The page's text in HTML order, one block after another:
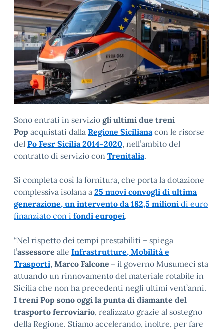
Sono entrati in servizio gli ultimi due treni
Pop acquistati dalla Regione Siciliana con le risorse
del Po Fesr Sicilia 2014-2020, nell’ambito del
contratto di servizio con Trenitalia.
Si completa così la fornitura, che porta la dotazione
complessiva isolana a 25 nuovi convogli di ultima
generazione, un intervento da 182,5 milioni di euro
finanziato con i fondi europei.
“Nel rispetto dei tempi prestabiliti – spiega
l’assessore alle Infrastrutture, Mobilità e
Trasporti, Marco Falcone – il governo Musumeci sta
attuando un rinnovamento del materiale rotabile in
Sicilia che non ha precedenti negli ultimi vent’anni.
I treni Pop sono oggi la punta di diamante del
trasporto ferroviario, realizzato grazie al sostegno
della Regione. Stiamo accelerando, inoltre, per fare